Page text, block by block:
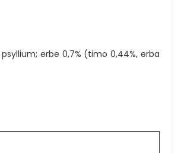
erbe 0,7% (timo 0,44%, erba